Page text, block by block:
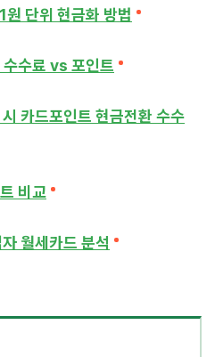
원 단위 현금화 방법
수수료 vs 포인트
카드포인트 현금전환 수수
비교
월세카드 분석